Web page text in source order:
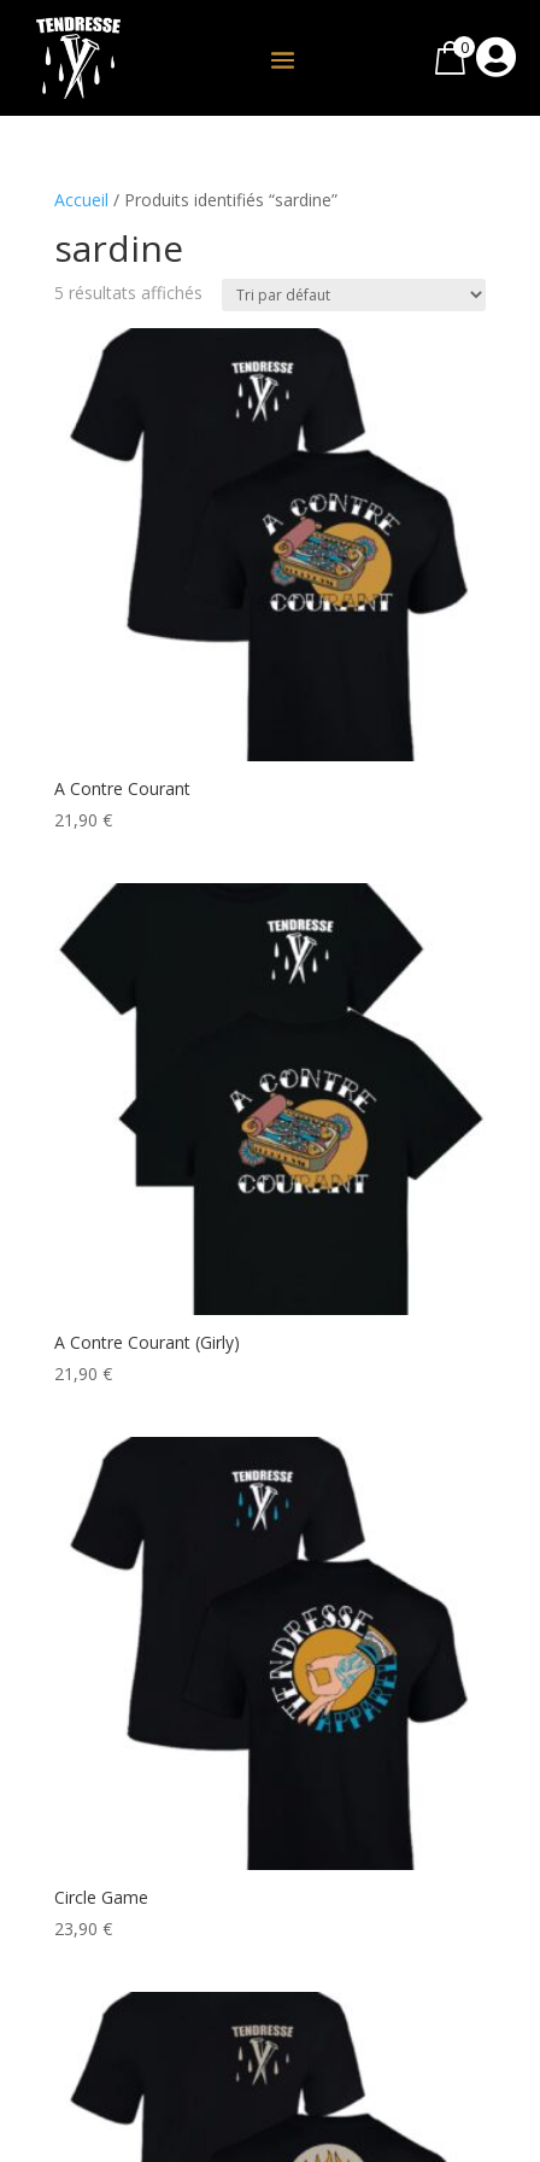
0 
Accueil / Produits identifiés “sardine”
sardine
5 résultats affichés
A Contre Courant
21,90 €
A Contre Courant (Girly)
21,90 €
Circle Game
23,90 €